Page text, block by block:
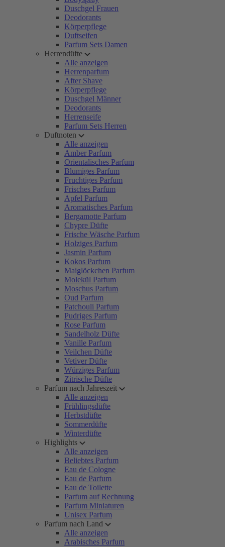
Duschgel Frauen
Deodorants
Körperpflege
Duftseifen
Parfum Sets Damen
Herrendüfte
Alle anzeigen
Herrenparfum
After Shave
Körperpflege
Duschgel Männer
Deodorants
Herrenseife
Parfum Sets Herren
Duftnoten
Alle anzeigen
Amber Parfum
Orientalisches Parfum
Blumiges Parfum
Fruchtiges Parfum
Frisches Parfum
Apfel Parfum
Aromatisches Parfum
Bergamotte Parfum
Chypre Düfte
Frische Wäsche Parfum
Holziges Parfum
Jasmin Parfum
Kokos Parfum
Maiglöckchen Parfum
Molekül Parfum
Moschus Parfum
Oud Parfum
Patchouli Parfum
Pudriges Parfum
Rose Parfum
Sandelholz Düfte
Vanille Parfum
Veilchen Düfte
Vetiver Düfte
Würziges Parfum
Zitrische Düfte
Parfum nach Jahreszeit
Alle anzeigen
Frühlingsdüfte
Herbstdüfte
Sommerdüfte
Winterdüfte
Highlights
Alle anzeigen
Beliebtes Parfum
Eau de Cologne
Eau de Parfum
Eau de Toilette
Parfum auf Rechnung
Parfum Miniaturen
Unisex Parfum
Parfum nach Land
Alle anzeigen
Arabisches Parfum